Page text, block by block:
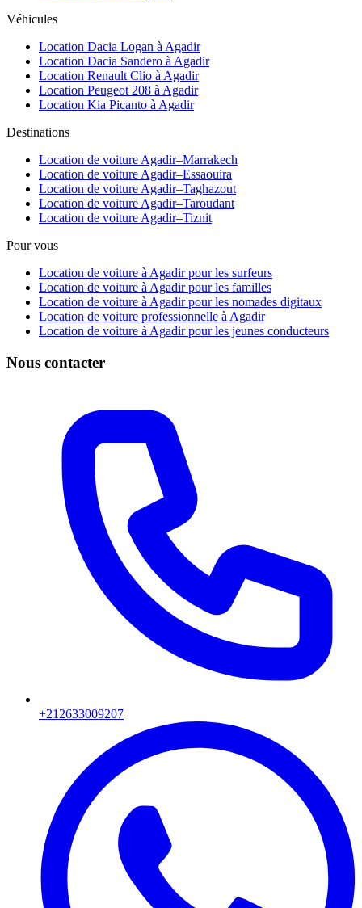
Véhicules
Location Dacia Logan à Agadir
Location Dacia Sandero à Agadir
Location Renault Clio à Agadir
Location Peugeot 208 à Agadir
Location Kia Picanto à Agadir
Destinations
Location de voiture Agadir–Marrakech
Location de voiture Agadir–Essaouira
Location de voiture Agadir–Taghazout
Location de voiture Agadir–Taroudant
Location de voiture Agadir–Tiznit
Pour vous
Location de voiture à Agadir pour les surfeurs
Location de voiture à Agadir pour les familles
Location de voiture à Agadir pour les nomades digitaux
Location de voiture professionnelle à Agadir
Location de voiture à Agadir pour les jeunes conducteurs
Nous contacter
+212633009207